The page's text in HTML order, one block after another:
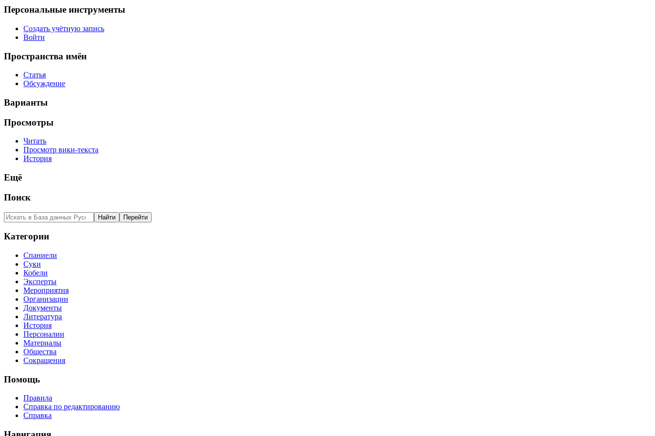
Персональные инструменты
Создать учётную запись
Войти
Пространства имён
Статья
Обсуждение
Варианты
Просмотры
Читать
Просмотр вики-текста
История
Ещё
Поиск
Категории
Спаниели
Суки
Кобели
Эксперты
Мероприятия
Организации
Документы
Литература
История
Персоналии
Материалы
Общества
Сокращения
Помощь
Правила
Справка по редактированию
Справка